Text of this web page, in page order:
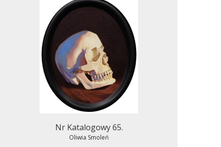
Nr Katalogowy 65.
Oliwia Smoleń